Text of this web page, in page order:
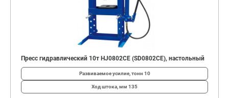
Пресс гидравлический 10т HJ0802CE (SD0802CE), настольный
Развиваемое усилие, тонн 10
Ход штока, мм 135